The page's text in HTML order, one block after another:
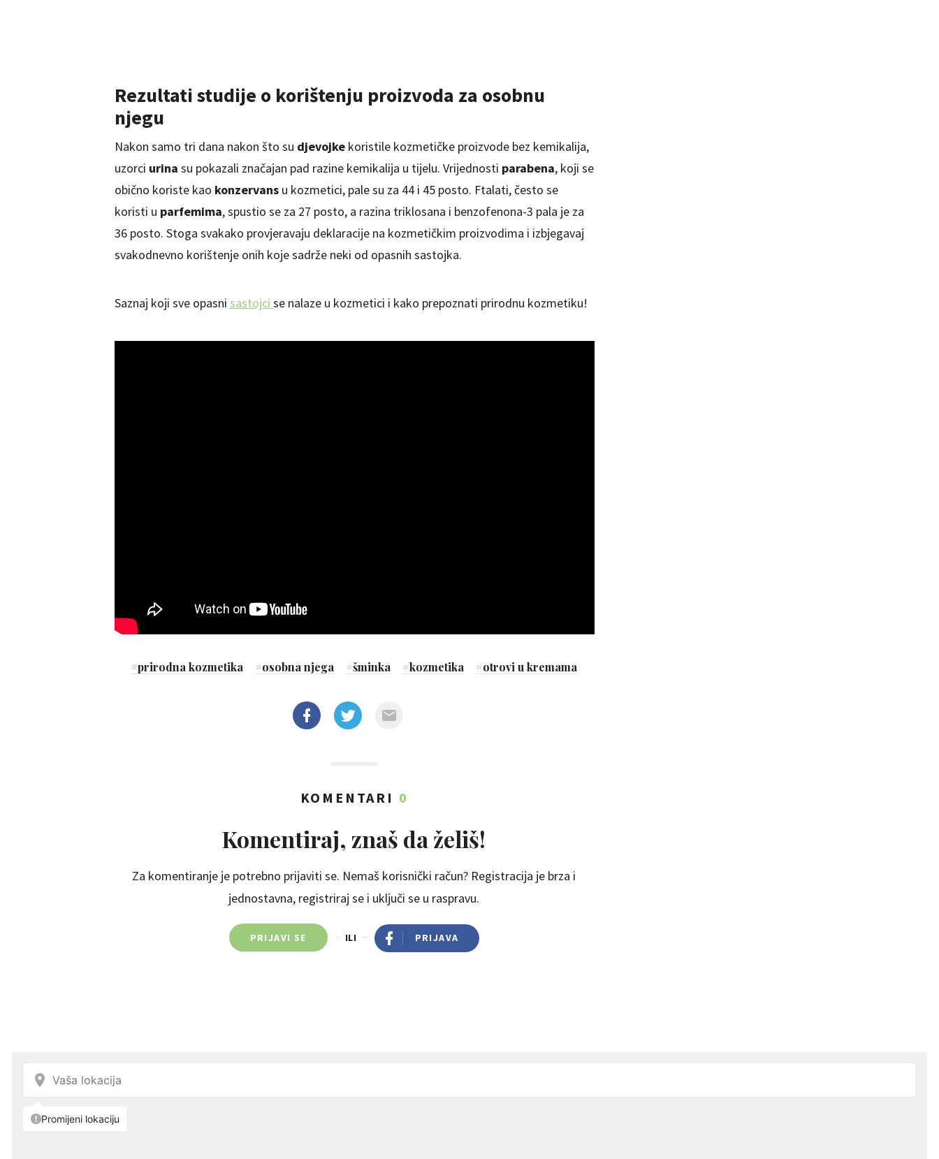
Rezultati studije o korištenju proizvoda za osobnu
njegu
Nakon samo tri dana nakon što su djevojke koristile kozmetičke proizvode bez kemikalija,
uzorci urina su pokazali značajan pad razine kemikalija u tijelu. Vrijednosti parabena, koji se
obično koriste kao konzervansu kozmetici, pale su za 44 i 45 posto. Ftalati, često se
koristi u parfemima, spustio se za 27 posto, a razina triklosana i benzofenona-3 pala je za
36 posto. Stoga svakako provjeravaju deklaracije na kozmetičkim proizvodima i izbjegavaj
svakodnevno korištenje onih koje sadrže neki od opasnih sastojka.
Saznaj koji sve opasni sastojci se nalaze u kozmetici i kako prepoznati prirodnu kozmetiku!
#prirodna kozmetika #osobna njega #šminka #kozmetika #otrovi u kremama
KOMENTARI 0
Komentiraj, znaš da želiš!
Za komentiranje je potrebno prijaviti se. Nemaš korisnički račun? Registracija je brza i
jednostavna, registriraj se i uključi se u raspravu.
PRIJAVI SE ILI PRIJAVA